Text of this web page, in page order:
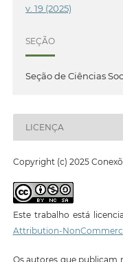
v. 19 (2025)
SEÇÃO
Seção de Ciências
LICENÇA
Copyright (c) 2025
Este trabalho está
Attribution-
Os autores que publicam